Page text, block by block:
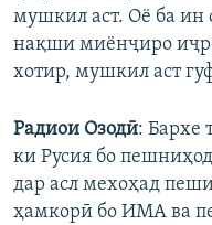
мушкил аст. Оё ба
нақши миёнҷиро
хотир, мушкил аст
Радиои Озодӣ: Бархе
ки Русия бо
дар асл мехоҳад
ҳамкорӣ бо ИМА ва